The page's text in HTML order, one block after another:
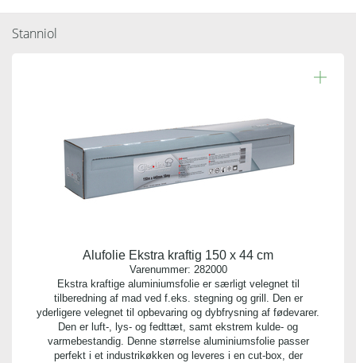
Læs resten.
Vægt gram:
0.370 gr
Kvalitet:
11 my
Indhold:
2 ruller
Stanniol
Alufolie Ekstra kraftig 150 x 44 cm
Varenummer: 282000
Ekstra kraftige aluminiumsfolie er særligt velegnet til
tilberedning af mad ved f.eks. stegning og grill. Den er
yderligere velegnet til opbevaring og dybfrysning af fødevarer.
Den er luft-, lys- og fedttæt, samt ekstrem kulde- og
varmebestandig. Denne størrelse aluminiumsfolie passer
perfekt i et industrikøkken og leveres i en cut-box, der